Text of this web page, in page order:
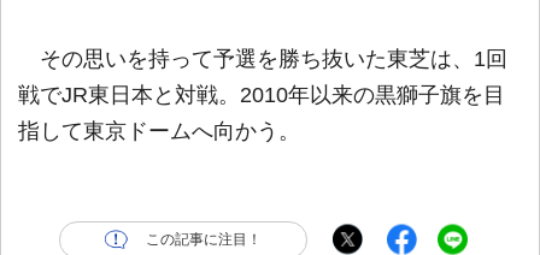
その思いを持って予選を勝ち抜いた東芝は、1回
戦でJR東日本と対戦。2010年以来の黒獅子旗を目
指して東京ドームへ向かう。
この記事に注目！